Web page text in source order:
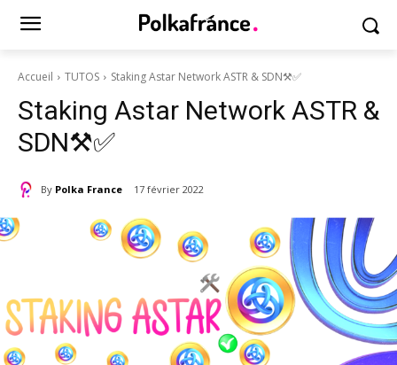
Accueil TUTOS Staking Astar Network ASTR & SDN⚒️✅
Staking Astar Network ASTR &
SDN⚒️✅
By Polka France 17 février 2022